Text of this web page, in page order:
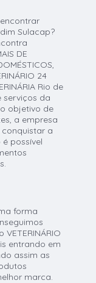
Sulacap?
DE
24
Rio de
serviços da
o objetivo de
a empresa
a
possível
forma
entrando em
assim as
marca.